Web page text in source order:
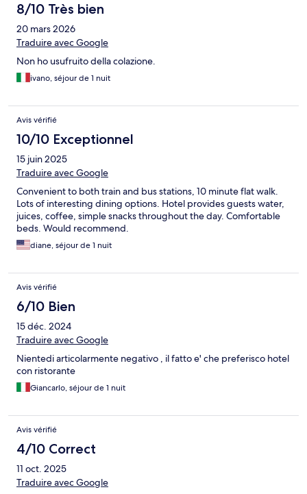
8/10 Très bien
20 mars 2026
Traduire avec Google
Non ho usufruito della colazione.
ivano, séjour de 1 nuit
Avis vérifié
10/10 Exceptionnel
15 juin 2025
Traduire avec Google
Convenient to both train and bus stations, 10 minute flat walk.
Lots of interesting dining options. Hotel provides guests water,
juices, coffee, simple snacks throughout the day. Comfortable
beds. Would recommend.
diane, séjour de 1 nuit
Avis vérifié
6/10 Bien
15 déc. 2024
Traduire avec Google
Nientedi articolarmente negativo , il fatto e' che preferisco hotel
con ristorante
Giancarlo, séjour de 1 nuit
Avis vérifié
4/10 Correct
11 oct. 2025
Traduire avec Google